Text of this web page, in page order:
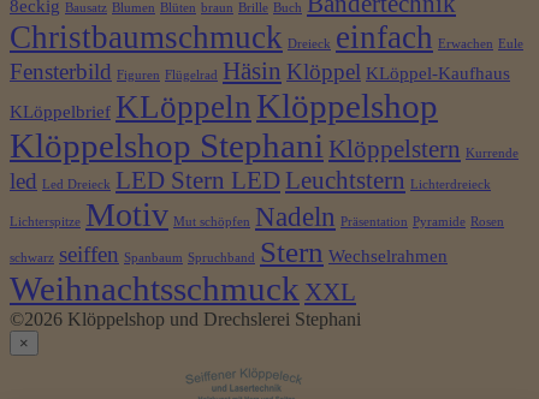
8eckig Bausatz Blumen Blüten braun Brille Buch
Christbaumschmuck Dreieck einfach Erwachen Eule
Fensterbild Figuren Flügelrad Häsin Klöppel KLöppel-Kaufhaus
KLöppelbrief KLöppeln Klöppelshop
Klöppelshop Stephani Klöppelstern Kurrende
led Led Dreieck LED Stern LED Leuchtstern Lichterdreieck
Lichterspitze Motiv Mut schöpfen Nadeln Präsentation Pyramide Rosen
schwarz seiffen Spanbaum Spruchband Stern Wechselrahmen
WeihnachtsschmuckXXL
©2026 Klöppelshop und Drechslerei Stephani
×